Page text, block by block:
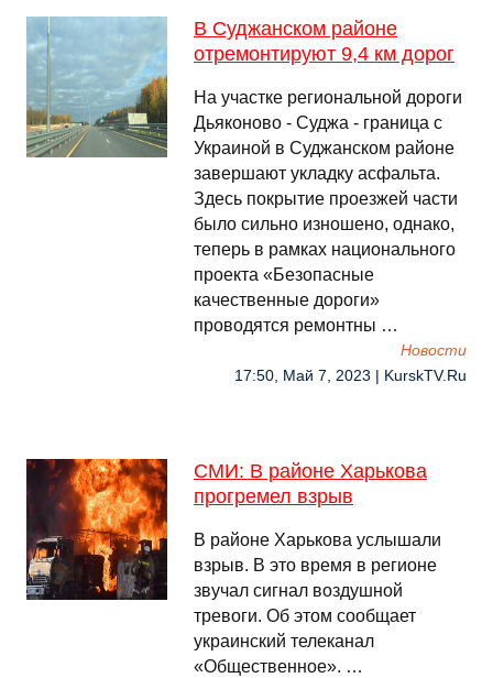
В Суджанском районе
отремонтируют 9,4 км дорог
На участке региональной дороги
Дьяконово - Суджа - граница с
Украиной в Суджанском районе
завершают укладку асфальта.
Здесь покрытие проезжей части
было сильно изношено, однако,
теперь в рамках национального
проекта «Безопасные
качественные дороги»
проводятся ремонтны …
Новости
17:50, Май 7, 2023 | KurskTV.Ru
СМИ: В районе Харькова
прогремел взрыв
В районе Харькова услышали
взрыв. В это время в регионе
звучал сигнал воздушной
тревоги. Об этом сообщает
украинский телеканал
«Общественное». …